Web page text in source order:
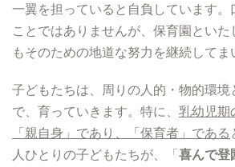
一翼を担っていると自負しています。
ことではありませんが、保育園といた
もそのための地道な努力を継続してま
子どもたちは、周りの人的・物的環境
で、育っていきます。特に、 乳幼児期
「親自身」であり、「保育者」である
人ひとりの子どもたちが、「喜んで登